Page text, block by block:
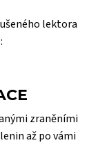
lektora
zraněními
až po vámi